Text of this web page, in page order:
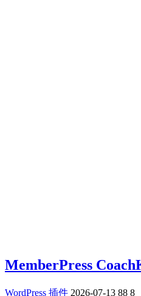
MemberPress
WordPress 插件 2026-07-13 88 8